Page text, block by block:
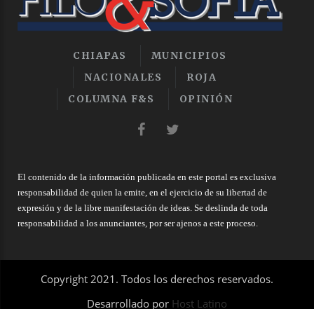
CHIAPAS
MUNICIPIOS
NACIONALES
ROJA
COLUMNA F&S
OPINIÓN
El contenido de la información publicada en este portal es exclusiva
responsabilidad de quien la emite, en el ejercicio de su libertad de
expresión y de la libre manifestación de ideas. Se deslinda de toda
responsabilidad a los anunciantes, por ser ajenos a este proceso.
Copyright 2021. Todos los derechos reservados.
Desarrollado por Host Latino